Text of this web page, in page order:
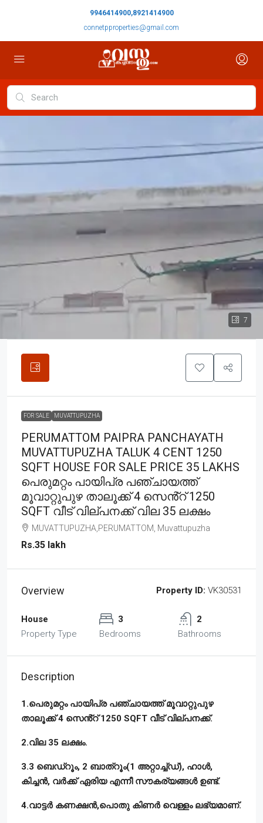
9946414900,8921414900
connetpproperties@gmail.com
7
FOR SALE MUVATTUPUZHA
PERUMATTOM PAIPRA PANCHAYATH
MUVATTUPUZHA TALUK 4 CENT 1250
SQFT HOUSE FOR SALE PRICE 35 LAKHS
പെരുമറ്റം പായിപ്ര പഞ്ചായത്ത്
മൂവാറ്റുപുഴ താലൂക്ക് 4 സെൻ്റ് 1250
SQFT വീട് വില്പനക്ക് വില 35 ലക്ഷം
MUVATTUPUZHA,PERUMATTOM, Muvattupuzha
Rs.35 lakh
Overview Property ID: VK30531
House
Property Type
3
Bedrooms
2
Bathrooms
Description
1.പെരുമറ്റം പായിപ്ര പഞ്ചായത്ത് മൂവാറ്റുപുഴ
താലൂക്ക് 4 സെൻ്റ് 1250 SQFT വീട് വില്പനക്ക്.
2.വില 35 ലക്ഷം.
3.3 ബെഡ്റൂം, 2 ബാത്റൂം(1 അറ്റാച്ച്ഡ്), ഹാൾ,
കിച്ചൻ, വർക്ക് ഏരിയ എന്നീ സൗകര്യങ്ങൾ ഉണ്ട്.
4.വാട്ടർ കണക്ഷൻ,പൊതു കിണർ വെള്ളം ലഭ്യമാണ്.